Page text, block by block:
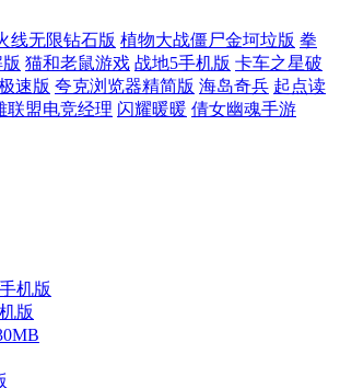
线无限钻石版 植物大战僵尸金坷垃版 拳
猫和老鼠游戏 战地5手机版 卡车之星破
速版 夸克浏览器精简版 海岛奇兵 起点读
联盟电竞经理 闪耀暖暖 倩女幽魂手游
版